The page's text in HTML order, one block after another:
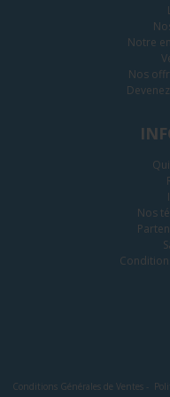
Notre
Nos
Nos
Conditions Générales de Ventes-